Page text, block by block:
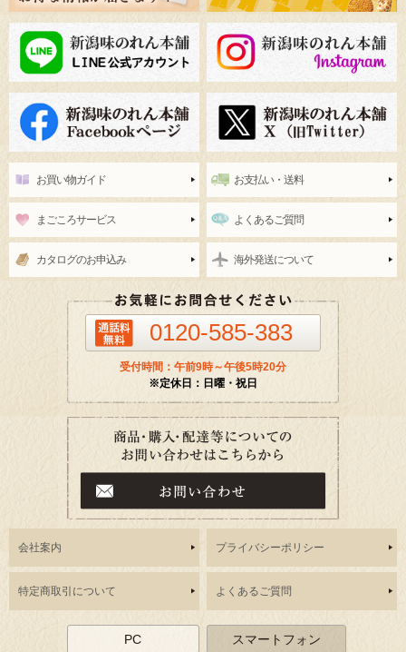
お買い物ガイド お支払い・送料
まごころサービス よくあるご質問
カタログのお申込み 海外発送について
0120-585-383
受付時間：午前9時～午後5時20分
※定休日：日曜・祝日
会社案内 プライバシーポリシー
特定商取引について よくあるご質問
PC スマートフォン